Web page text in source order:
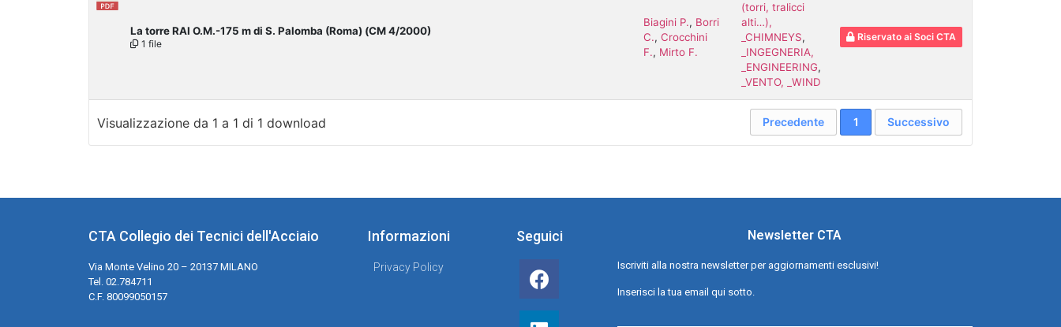
La torre RAI O.M.-175 m di S. Palomba (Roma) (CM 4/2000)
1 file
Biagini P., Borri
C., Crocchini
F., Mirto F.
(torri, tralicci
alti…),
_CHIMNEYS,
_INGEGNERIA,
_ENGINEERING,
_VENTO, _WIND
Riservato ai Soci CTA
Visualizzazione da 1 a 1 di 1 download Precedente 1 Successivo
CTA Collegio dei Tecnici dell'Acciaio
Via Monte Velino 20 – 20137 MILANO
Tel. 02.784711
C.F. 80099050157
Informazioni
Privacy Policy
Seguici Newsletter CTA
Iscriviti alla nostra newsletter per aggiornamenti esclusivi!
Inserisci la tua email qui sotto.